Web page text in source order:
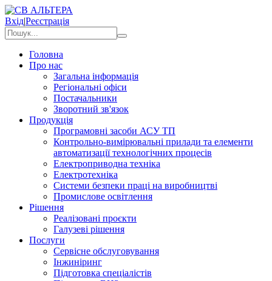
Вхід|Реєстрація
Головна
Про нас
Загальна інформація
Регіональні офіси
Постачальники
Зворотний зв'язок
Продукція
Програмовні засоби АСУ ТП
Контрольно-вимірювальні прилади та елементи
автоматизації технологічних процесів
Електроприводна техніка
Електротехніка
Системи безпеки праці на виробництві
Промислове освітлення
Рішення
Реалізовані проєкти
Галузеві рішення
Послуги
Сервісне обслуговування
Інжиніринг
Підготовка спеціалістів